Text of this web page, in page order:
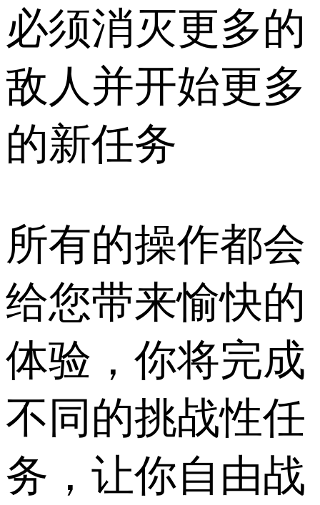
必须消灭更多的
敌人并开始更多
的新任务
所有的操作都会
给您带来愉快的
体验，你将完成
不同的挑战性任
务，让你自由战